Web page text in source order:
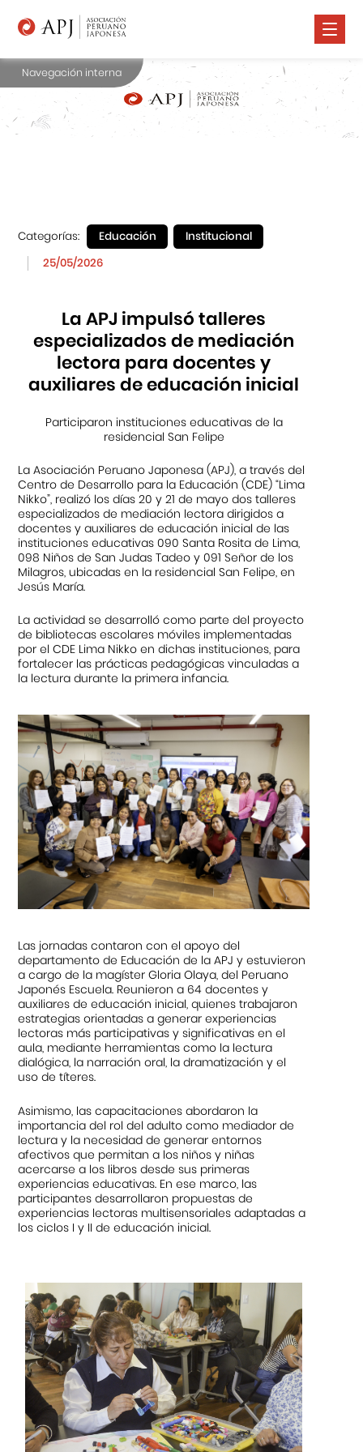
Nosotros
Comunidad Nikkei
Navegación interna
Categorías: Educación
Institucional
25/05/2026
La APJ impulsó talleres
especializados de mediación
lectora para docentes y
auxiliares de educación inicial
Participaron instituciones educativas de la
residencial San Felipe
La Asociación Peruano Japonesa (APJ), a través del
Centro de Desarrollo para la Educación (CDE) “Lima
Nikko”, realizó los días 20 y 21 de mayo dos talleres
especializados de mediación lectora dirigidos a
docentes y auxiliares de educación inicial de las
instituciones educativas 090 Santa Rosita de Lima,
098 Niños de San Judas Tadeo y 091 Señor de los
Milagros, ubicadas en la residencial San Felipe, en
Jesús María.
La actividad se desarrolló como parte del proyecto
de bibliotecas escolares móviles implementadas
por el CDE Lima Nikko en dichas instituciones, para
fortalecer las prácticas pedagógicas vinculadas a
la lectura durante la primera infancia.
Las jornadas contaron con el apoyo del
departamento de Educación de la APJ y estuvieron
a cargo de la magíster Gloria Olaya, del Peruano
Japonés Escuela. Reunieron a 64 docentes y
auxiliares de educación inicial, quienes trabajaron
estrategias orientadas a generar experiencias
lectoras más participativas y significativas en el
aula, mediante herramientas como la lectura
dialógica, la narración oral, la dramatización y el
uso de títeres.
Asimismo, las capacitaciones abordaron la
importancia del rol del adulto como mediador de
lectura y la necesidad de generar entornos
afectivos que permitan a los niños y niñas
acercarse a los libros desde sus primeras
experiencias educativas. En ese marco, las
participantes desarrollaron propuestas de
experiencias lectoras multisensoriales adaptadas a
los ciclos I y II de educación inicial.